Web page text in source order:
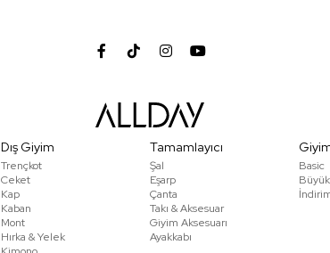
Dış Giyim
Trençkot
Ceket
Kap
Kaban
Mont
Hırka & Yelek
Tamamlayıcı
Şal
Eşarp
Çanta
Takı & Aksesuar
Giyim Aksesuarı
Ayakkabı
Basic